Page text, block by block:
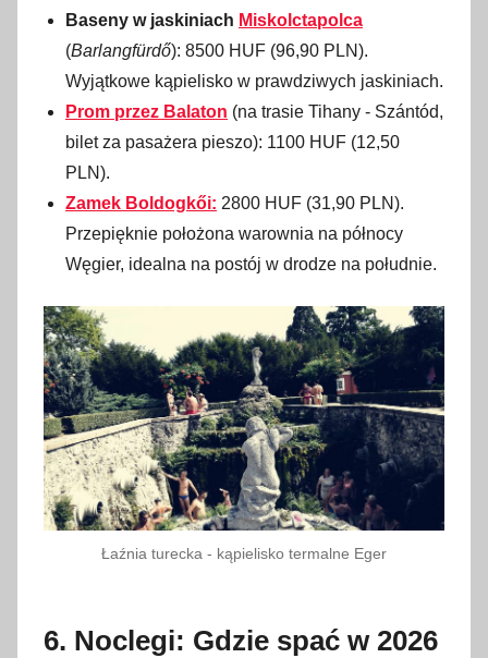
Baseny w jaskiniach Miskolctapolca
(Barlangfürdő): 8500 HUF (96,90 PLN).
Wyjątkowe kąpielisko w prawdziwych jaskiniach.
Prom przez Balaton (na trasie Tihany - Szántód,
bilet za pasażera pieszo): 1100 HUF (12,50
PLN).
Zamek Boldogkői: 2800 HUF (31,90 PLN).
Przepięknie położona warownia na północy
Węgier, idealna na postój w drodze na południe.
Łaźnia turecka - kąpielisko termalne Eger
6. Noclegi: Gdzie spać w 2026